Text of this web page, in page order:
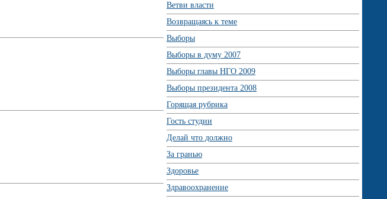
Ветви власти
Возвращаясь к теме
Выборы
Выборы в думу 2007
Выборы главы НГО 2009
Выборы президента 2008
Горящая рубрика
Гость студии
Делай что должно
За гранью
Здоровье
Здравоохранение